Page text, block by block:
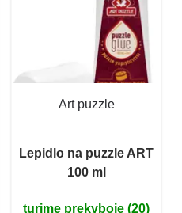
Art puzzle
Lepidlo na puzzle ART
100 ml
turime prekyboje (20)